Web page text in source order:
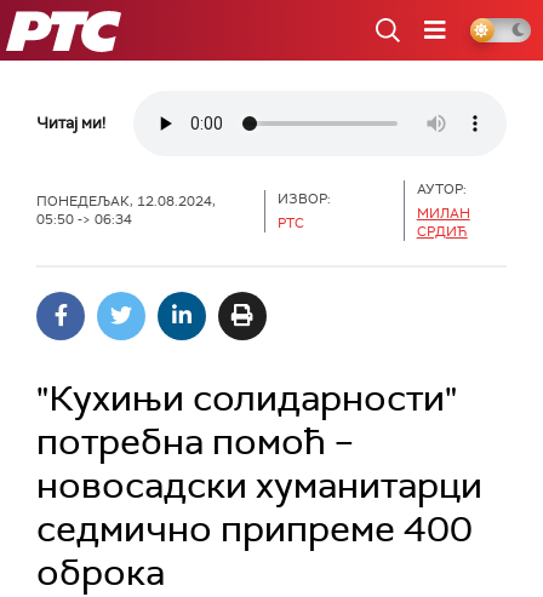
РТС
Читај ми!
ПОНЕДЕЉАК, 12.08.2024,
05:50 -> 06:34
ИЗВОР:
РТС
АУТОР:
МИЛАН
СРДИЋ
"Кухињи солидарности"
потребна помоћ –
новосадски хуманитарци
седмично припреме 400
оброка